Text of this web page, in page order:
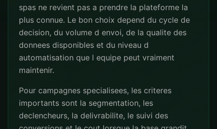
spas ne revient pas a prendre la plateforme la
plus connue. Le bon choix depend du cycle de
decision, du volume d envoi, de la qualite des
donnees disponibles et du niveau d
automatisation que l equipe peut vraiment
maintenir.
Pour campagnes specialisees, les criteres
importants sont la segmentation, les
declencheurs, la delivrabilite, le suivi des